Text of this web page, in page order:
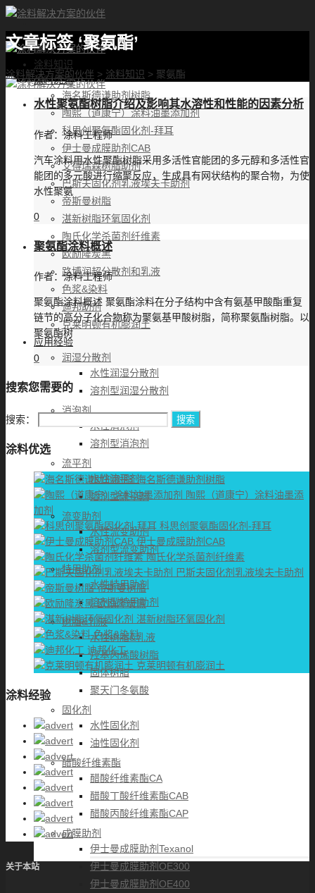
首页
涂料知识
涂料优选
海名斯德谦助剂树脂
陶熙（道康宁）涂料油墨添加剂
科思创聚氨酯固化剂-拜耳
伊士曼成膜助剂CAB
艾得瑞森树脂助剂
巴斯夫固化剂乳液埃夫卡助剂
帝斯曼树脂
湛新树脂环氧固化剂
陶氏化学杀菌剂纤维素
欧励隆炭黑
路博润超分散剂和乳液
色浆&染料
迪邦助剂
克莱明顿有机膨润土
应用经验
润湿分散剂
水性润湿分散剂
溶剂型润湿分散剂
消泡剂
水性消泡剂
溶剂型消泡剂
流平剂
水性流平剂
溶剂型流平剂
流变助剂
水性流变助剂
溶剂型流变助剂
特用助剂
水性特用助剂
溶剂型特用助剂
树脂&乳液
水性树脂&乳液
羟基丙烯酸树脂
固体树脂
聚天门冬氨酸
固化剂
水性固化剂
油性固化剂
醋酸纤维素酯
醋酸纤维素酯CA
醋酸丁酸纤维素酯CAB
醋酸丙酸纤维素酯CAP
成膜助剂
伊士曼成膜助剂Texanol
伊士曼成膜助剂OE300
伊士曼成膜助剂OE400
文章标签 ‘聚氨酯’
涂料解决方案的伙伴 > 涂料知识 > 聚氨酯
水性聚氨酯树脂介绍及影响其水溶性和性能的因素分析
作者：涂料工程师
汽车涂料用水性聚酯树脂采用多活性官能团的多元醇和多活性官
能团的多元酸进行缩聚反应，生成具有网状结构的聚合物，为使
水性聚氨
0
聚氨酯涂料概述
作者：涂料工程师
聚氨酯涂料概述 聚氨酯涂料在分子结构中含有氨基甲酸酯重复
链节的高分子化合物称为聚氨基甲酸树脂，简称聚氨酯树脂。以
聚氨酯树
0
搜索您需要的
搜索：
涂料优选
海名斯德谦助剂树脂
陶熙（道康宁）涂料油墨添
加剂
科思创聚氨酯固化剂-拜耳
伊士曼成膜助剂CAB
陶氏化学杀菌剂纤维素
巴斯夫固化剂乳液埃夫卡助剂
帝斯曼树脂
欧励隆炭黑
湛新树脂环氧固化剂
色浆&染料
迪邦化工
克莱明顿有机膨润土
涂料经验
关于本站